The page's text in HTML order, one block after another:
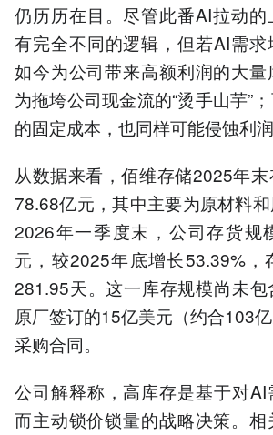
仍历历在目。尽管此番AI拉动
有完全不同的逻辑，但若AI需求
如今为公司带来高额利润的大
为拖垮公司现金流的“烫手山芋”
的固定成本，也同样可能侵蚀利润
从数据来看，佰维存储2025年
78.68亿元，其中主要为原材料
2026年一季度末，公司存货规
元，较2025年底增长53.39%，
281.95天。这一库存规模尚未
原厂签订的15亿美元（约合103
采购合同。
公司解释称，高库存是基于对
而主动锁价锁量的战略决策。